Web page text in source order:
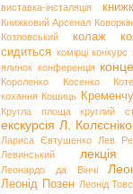
виставка-інсталяція
Книжковий Арсенал
Козловський
колаж
сидиться комірці конкурс
ялинок конференція
Короленко
Косенко
кохання Кошиць
Кругла площа
круглий
екскурсія Л.
Лариса Євтушенко
Лев
Левинський
лекція
Леонардо да Вінчі
Леонід Позен Леонід